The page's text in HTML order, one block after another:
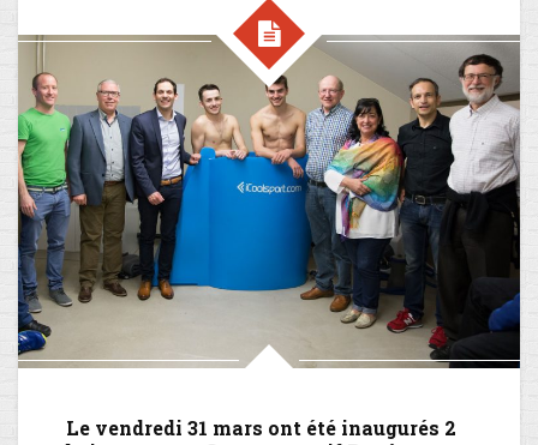
Le vendredi 31 mars ont été inaugurés 2